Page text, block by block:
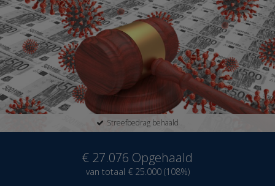
Streefbedrag behaald
€ 27.076 Opgehaald
van totaal € 25.000 (108%)